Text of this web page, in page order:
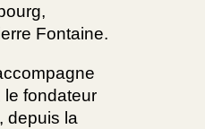
Fontaine.
le fondateur
depuis la